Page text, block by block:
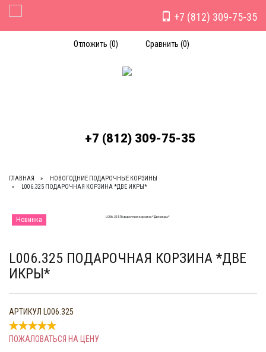
Отложить (0) Сравнить (0)
+7 (812) 309-75-35
+7 (812) 309-75-35
Toggle Navigation
ГЛАВНАЯ
НОВОГОДНИЕ ПОДАРОЧНЫЕ КОРЗИНЫ
L006.325 ПОДАРОЧНАЯ КОРЗИНА *ДВЕ ИКРЫ*
Новинка
L006.325 ПОДАРОЧНАЯ КОРЗИНА *ДВЕ
ИКРЫ*
АРТИКУЛ L006.325
ПОЖАЛОВАТЬСЯ НА ЦЕНУ